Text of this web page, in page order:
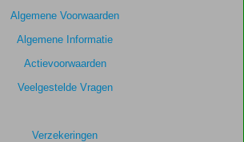
Algemene Voorwaarden
Algemene Informatie
Actievoorwaarden
Veelgestelde Vragen
Verzekeringen